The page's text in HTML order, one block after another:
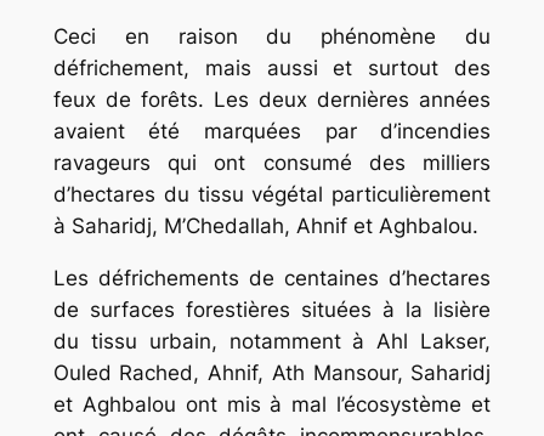
Ceci en raison du phénomène du
défrichement, mais aussi et surtout des
feux de forêts. Les deux dernières années
avaient été marquées par d’incendies
ravageurs qui ont consumé des milliers
d’hectares du tissu végétal particulièrement
à Saharidj, M’Chedallah, Ahnif et Aghbalou.
Les défrichements de centaines d’hectares
de surfaces forestières situées à la lisière
du tissu urbain, notamment à Ahl Lakser,
Ouled Rached, Ahnif, Ath Mansour, Saharidj
et Aghbalou ont mis à mal l’écosystème et